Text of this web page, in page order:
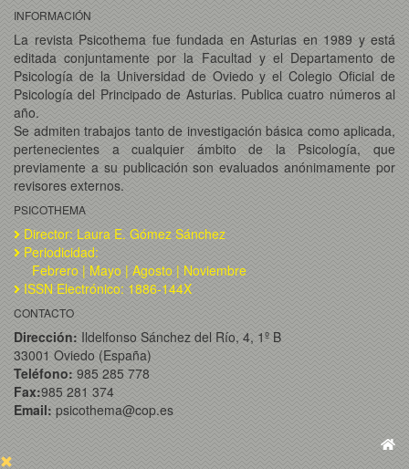
INFORMACIÓN
La revista Psicothema fue fundada en Asturias en 1989 y está
editada conjuntamente por la Facultad y el Departamento de
Psicología de la Universidad de Oviedo y el Colegio Oficial de
Psicología del Principado de Asturias. Publica cuatro números al
año.
Se admiten trabajos tanto de investigación básica como aplicada,
pertenecientes a cualquier ámbito de la Psicología, que
previamente a su publicación son evaluados anónimamente por
revisores externos.
PSICOTHEMA
Director: Laura E. Gómez Sánchez
Periodicidad:
Febrero | Mayo | Agosto | Noviembre
ISSN Electrónico: 1886-144X
CONTACTO
Dirección: Ildelfonso Sánchez del Río, 4, 1º B
33001 Oviedo (España)
Teléfono: 985 285 778
Fax:985 281 374
Email: psicothema@cop.es